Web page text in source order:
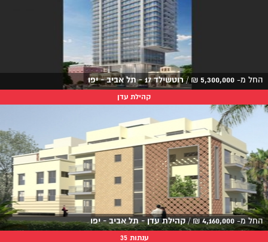
החל מ- 5,300,000
₪
/רוטשילד 17 - תל אביב - יפו
קהילת עדן
החל מ- 4,160,000
₪
/ קהילת עדן - תל אביב - יפו
ענתות 35